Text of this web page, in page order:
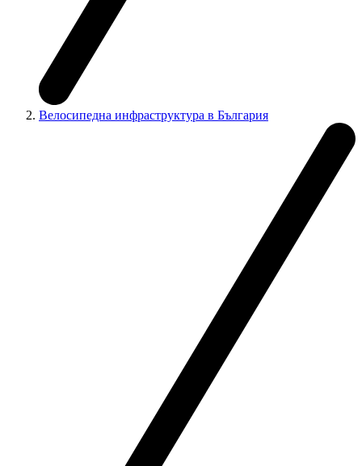
Велосипедна инфраструктура в България